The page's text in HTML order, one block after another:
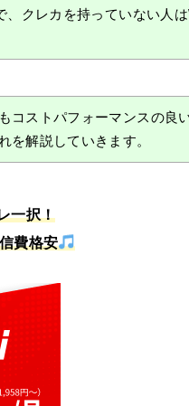
クレカを持っていない人
コストパフォーマンスの良
を解説していきます。
一択！
費格安